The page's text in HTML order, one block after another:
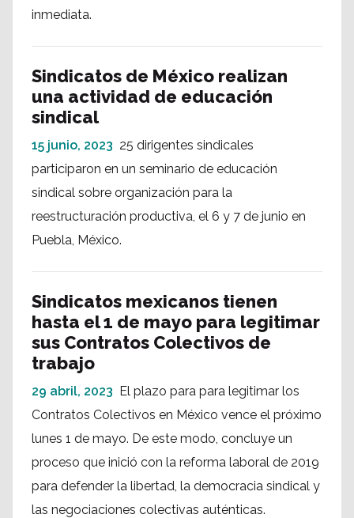
inmediata.
Sindicatos de México realizan
una actividad de educación
sindical
15 junio, 2023 25 dirigentes sindicales
participaron en un seminario de educación
sindical sobre organización para la
reestructuración productiva, el 6 y 7 de junio en
Puebla, México.
Sindicatos mexicanos tienen
hasta el 1 de mayo para legitimar
sus Contratos Colectivos de
trabajo
29 abril, 2023 El plazo para para legitimar los
Contratos Colectivos en México vence el próximo
lunes 1 de mayo. De este modo, concluye un
proceso que inició con la reforma laboral de 2019
para defender la libertad, la democracia sindical y
las negociaciones colectivas auténticas.